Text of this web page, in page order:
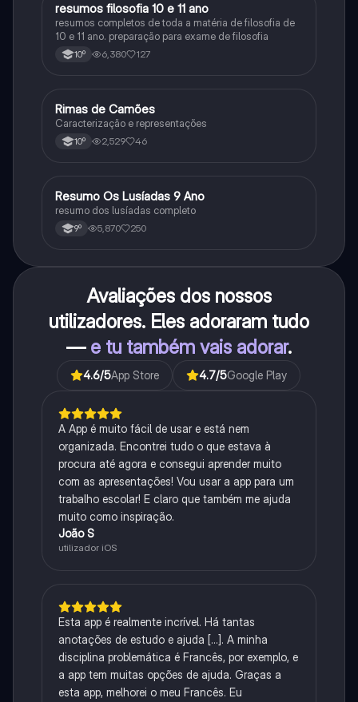
Filosofia
resumos filosofia 10 e 11 ano
resumos completos de toda a matéria de filosofia de
10 e 11 ano. preparação para exame de filosofia
10º 6,380 127
Português
Rimas de Camões
Caracterização e representações
10º 2,529 46
Português
Resumo Os Lusíadas 9 Ano
resumo dos lusíadas completo
9º 5,870 250
Avaliações dos nossos
utilizadores. Eles adoraram tudo
— e tu também vais adorar.
4.6/5App Store 4.7/5Google Play
A App é muito fácil de usar e está nem
organizada. Encontrei tudo o que estava à
procura até agora e consegui aprender muito
com as apresentações! Vou usar a app para um
trabalho escolar! E claro que também me ajuda
muito como inspiração.
João S
utilizador iOS
Esta app é realmente incrível. Há tantas
anotações de estudo e ajuda [...]. A minha
disciplina problemática é Francês, por exemplo, e
a app tem muitas opções de ajuda. Graças a
esta app, melhorei o meu Francês. Eu